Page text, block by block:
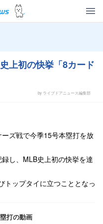
上初の快挙「8カード
by ライブドアニュース編集部
ズ戦で今季15号本塁打を放
し、MLB史上初の快挙を達
トップタイに立つこととなっ
打の動画